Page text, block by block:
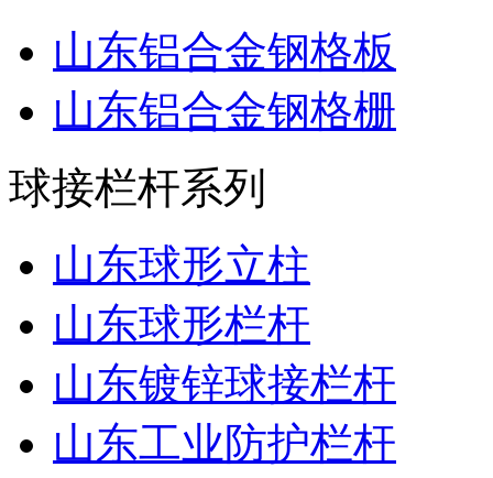
山东铝合金钢格板
山东铝合金钢格栅
球接栏杆系列
山东球形立柱
山东球形栏杆
山东镀锌球接栏杆
山东工业防护栏杆